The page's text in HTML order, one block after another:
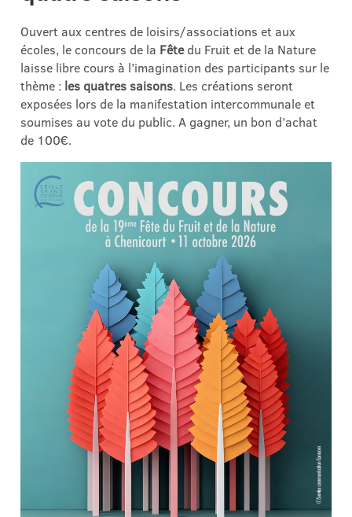
Ouvert aux centres de loisirs/associations et aux
écoles, le concours de la Fêtedu Fruit et de la Nature
laisse libre cours à l’imagination des participants sur le
thème : les quatres saisons. Les créations seront
exposées lors de la manifestation intercommunale et
soumises au vote du public. A gagner, un bon d’achat
de 100€.